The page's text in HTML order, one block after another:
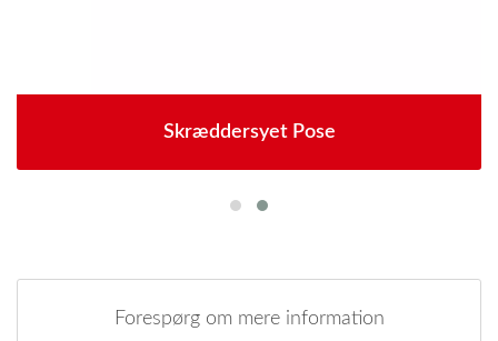
Skræddersyet Pose
Forespørg om mere information